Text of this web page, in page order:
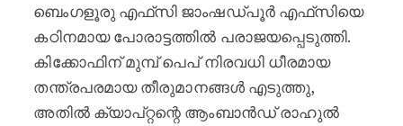
ബെംഗളൂരു എഫ്‌സി ജാംഷഡ്പൂർ എഫ്‌സിയെ
കഠിനമായ പോരാട്ടത്തിൽ പരാജയപ്പെടുത്തി.
കിക്കോഫിന് മുമ്പ് പെപ് നിരവധി ധീരമായ
തന്ത്രപരമായ തീരുമാനങ്ങൾ എടുത്തു,
അതിൽ ക്യാപ്റ്റന്റെ ആംബാൻഡ് രാഹുൽ